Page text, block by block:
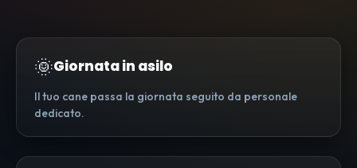
🌞Giornata in asilo
Il tuo cane passa la giornata seguito da personale
dedicato.